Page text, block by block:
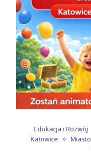
Edukacja i Rozwój
Katowice
Miasto